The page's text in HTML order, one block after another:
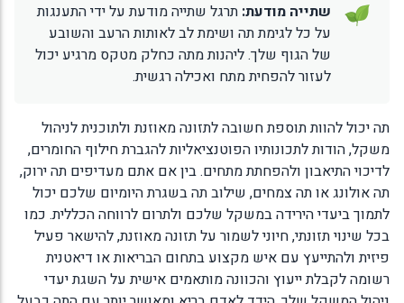
שתייה מודעת: תרגל שתייה מודעת על ידי התענגות
על כל לגימת תה ושימת לב לאותות הרעב והשובע
של הגוף שלך. ליהנות מתה כחלק מטקס מרגיע יכול
לעזור להפחית מתח ואכילה רגשית.
תה יכול להוות תוספת חשובה לתזונה מאוזנת ולתוכנית לניהול
משקל, הודות לתכונותיו הפוטנציאליות להגברת חילוף החומרים,
לדיכוי התיאבון ולהפחתת מתחים. בין אם אתם מעדיפים תה ירוק,
תה אולונג או תה צמחים, שילוב תה בשגרת היומיום שלכם יכול
לתמוך ביעדי הירידה במשקל שלכם ולתרום לרווחה הכללית. כמו
בכל שינוי תזונתי, חיוני לשמור על תזונה מאוזנת, להישאר פעיל
פיזית ולהתייעץ עם איש מקצוע בתחום הבריאות או דיאטנית
רשומה לקבלת ייעוץ והכוונה מותאמים אישית על השגת יעדי